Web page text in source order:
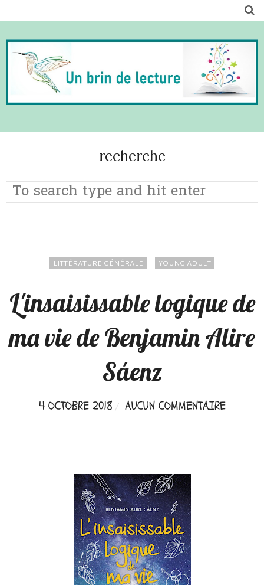
recherche
LITTÉRATURE GÉNÉRALE YOUNG ADULT
L'insaisissable logique de
ma vie de Benjamin Alire
Sáenz
4 OCTOBRE 2018 AUCUN COMMENTAIRE